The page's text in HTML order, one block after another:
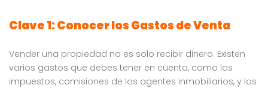
Clave 1: Conocer los Gastos de Venta
Vender una propiedad no es solo recibir dinero. Existen
varios gastos que debes tener en cuenta, como los
impuestos, comisiones de los agentes inmobiliarios, y los